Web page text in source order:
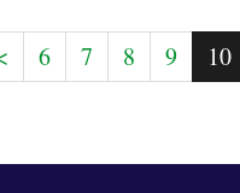
6 7 8 9 10